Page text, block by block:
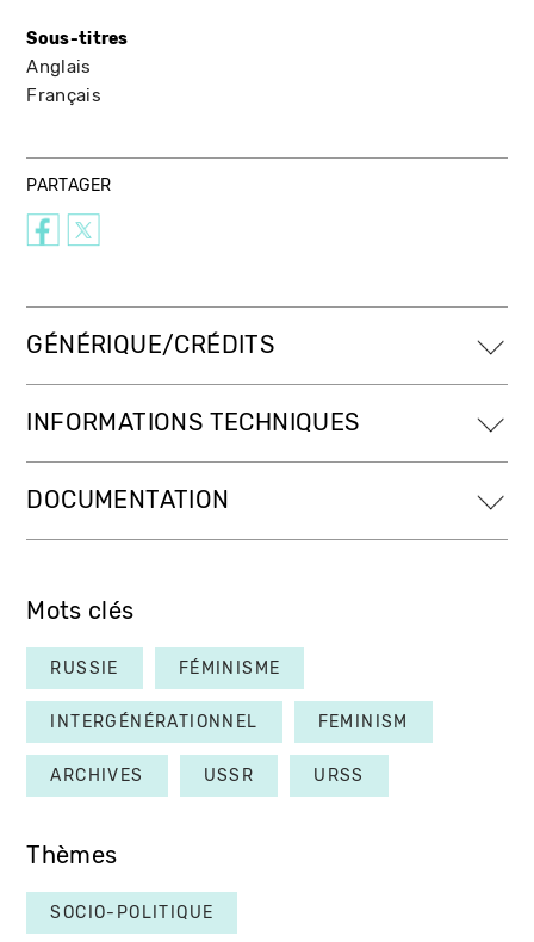
Sous-titres
Anglais
Français
PARTAGER
GÉNÉRIQUE/CRÉDITS
INFORMATIONS TECHNIQUES
DOCUMENTATION
Mots clés
RUSSIE FÉMINISME
INTERGÉNÉRATIONNEL FEMINISM
ARCHIVES USSR URSS
Thèmes
SOCIO-POLITIQUE